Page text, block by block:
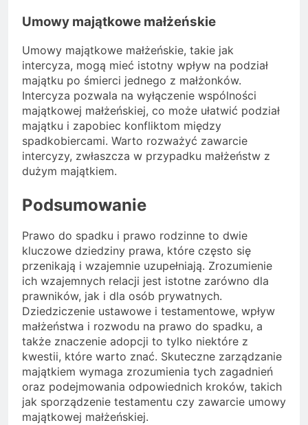
Umowy majątkowe małżeńskie
Umowy majątkowe małżeńskie, takie jak
intercyza, mogą mieć istotny wpływ na podział
majątku po śmierci jednego z małżonków.
Intercyza pozwala na wyłączenie wspólności
majątkowej małżeńskiej, co może ułatwić podział
majątku i zapobiec konfliktom między
spadkobiercami. Warto rozważyć zawarcie
intercyzy, zwłaszcza w przypadku małżeństw z
dużym majątkiem.
Podsumowanie
Prawo do spadku i prawo rodzinne to dwie
kluczowe dziedziny prawa, które często się
przenikają i wzajemnie uzupełniają. Zrozumienie
ich wzajemnych relacji jest istotne zarówno dla
prawników, jak i dla osób prywatnych.
Dziedziczenie ustawowe i testamentowe, wpływ
małżeństwa i rozwodu na prawo do spadku, a
także znaczenie adopcji to tylko niektóre z
kwestii, które warto znać. Skuteczne zarządzanie
majątkiem wymaga zrozumienia tych zagadnień
oraz podejmowania odpowiednich kroków, takich
jak sporządzenie testamentu czy zawarcie umowy
majątkowej małżeńskiej.